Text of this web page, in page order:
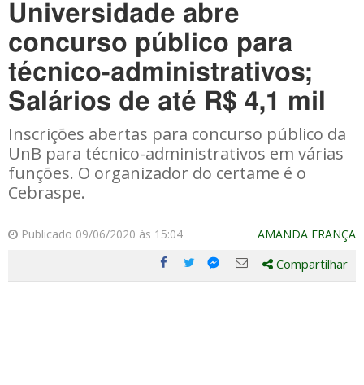
Universidade abre
concurso público para
técnico-administrativos;
Salários de até R$ 4,1 mil
Inscrições abertas para concurso público da
UnB para técnico-administrativos em várias
funções. O organizador do certame é o
Cebraspe.
Publicado 09/06/2020 às 15:04 AMANDA FRANÇA
Compartilhe
Compartilhe
Compartilhe
Compartilhe
Compartilhar